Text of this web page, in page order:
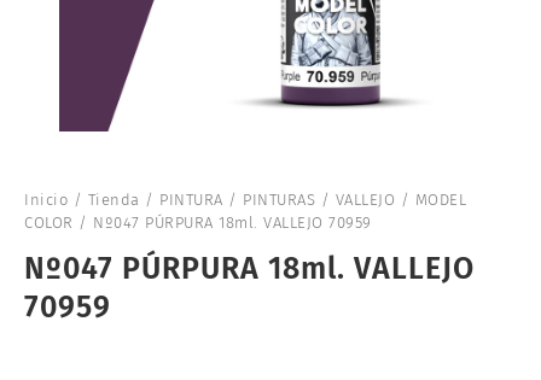
Inicio / Tienda / PINTURA / PINTURAS / VALLEJO / MODEL
COLOR / Nº047 PÚRPURA 18ml. VALLEJO 70959
Nº047 PÚRPURA 18ml. VALLEJO
70959